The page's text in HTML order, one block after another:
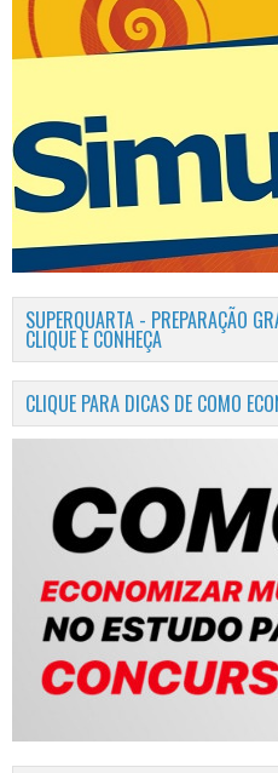
SUPERQUARTA - PREPARAÇÃO
CLIQUE E CONHEÇA
CLIQUE PARA DICAS DE COMO